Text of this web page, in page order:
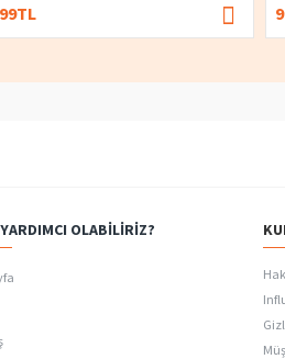
OLABILIRIZ?